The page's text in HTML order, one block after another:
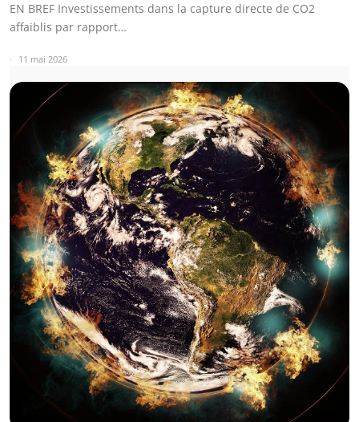
EN BREF Investissements dans la capture directe de CO2
affaiblis par rapport…
11 mai 2026